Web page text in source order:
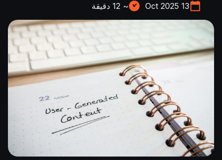
13 Oct 2025
~
12 دقيقة